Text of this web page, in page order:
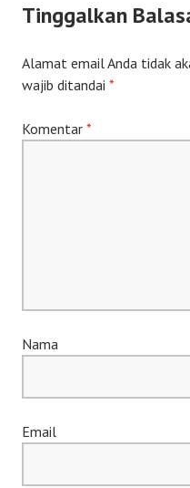
Tinggalkan
Alamat email Anda tidak
wajib ditandai *
Komentar *
Nama
Email